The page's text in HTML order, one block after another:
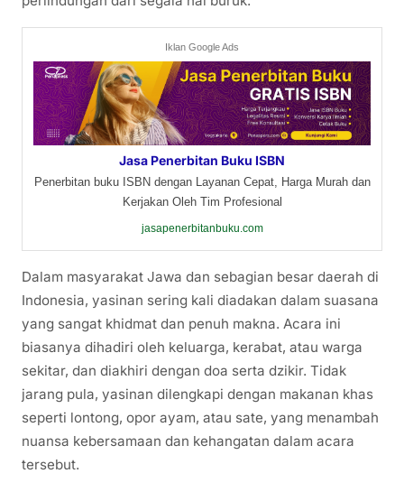
Iklan Google Ads
Jasa Penerbitan Buku ISBN
Penerbitan buku ISBN dengan Layanan Cepat, Harga Murah dan
Kerjakan Oleh Tim Profesional
jasapenerbitanbuku.com
Dalam masyarakat Jawa dan sebagian besar daerah di
Indonesia, yasinan sering kali diadakan dalam suasana
yang sangat khidmat dan penuh makna. Acara ini
biasanya dihadiri oleh keluarga, kerabat, atau warga
sekitar, dan diakhiri dengan doa serta dzikir. Tidak
jarang pula, yasinan dilengkapi dengan makanan khas
seperti lontong, opor ayam, atau sate, yang menambah
nuansa kebersamaan dan kehangatan dalam acara
tersebut.